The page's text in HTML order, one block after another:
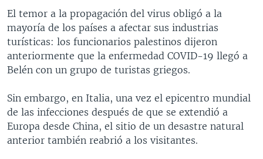
El temor a la propagación del virus obligó a la
mayoría de los países a afectar sus industrias
turísticas: los funcionarios palestinos dijeron
anteriormente que la enfermedad COVID-19 llegó a
Belén con un grupo de turistas griegos.
Sin embargo, en Italia, una vez el epicentro mundial
de las infecciones después de que se extendió a
Europa desde China, el sitio de un desastre natural
anterior también reabrió a los visitantes.